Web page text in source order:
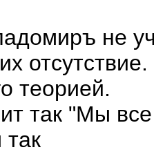
не
теорией.
так "Мы